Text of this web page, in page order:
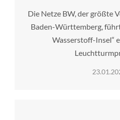
Die Netze BW, der größte
Baden-Württemberg,
Wasserstoff-Insel“